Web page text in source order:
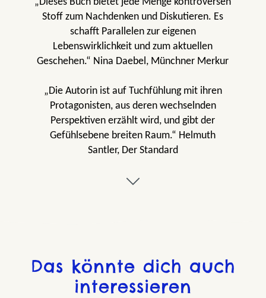
Stoff zum Nachdenken und Diskutieren. Es
schafft Parallelen zur eigenen
Lebenswirklichkeit und zum aktuellen
Geschehen.“ Nina Daebel, Münchner Merkur
„Die Autorin ist auf Tuchfühlung mit ihren
Protagonisten, aus deren wechselnden
Perspektiven erzählt wird, und gibt der
Gefühlsebene breiten Raum.“ Helmuth
Santler, Der Standard
„Spannender Politthriller!“ Marti Mlodzian,
Das könnte dich auch
interessieren